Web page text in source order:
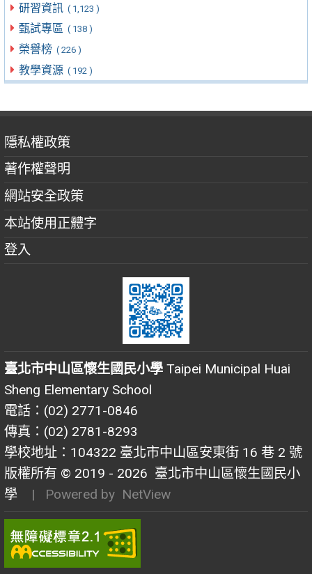
研習資訊 ( 1,123 )
甄試專區 ( 138 )
榮譽榜 ( 226 )
教學資源 ( 192 )
隱私權政策
著作權聲明
網站安全政策
本站使用正體字
登入
臺北市中山區懷生國民小學 Taipei Municipal Huai
Sheng Elementary School
電話：(02) 2771-0846
傳真：(02) 2781-8293
學校地址：104322 臺北市中山區安東街 16 巷 2 號
版權所有 © 2019 - 2026 臺北市中山區懷生國民小
學
| Powered by NetView